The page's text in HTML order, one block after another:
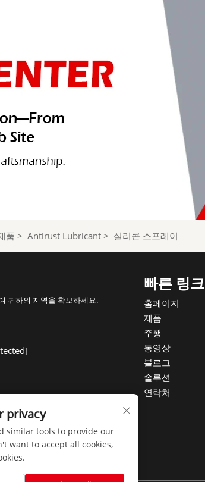
품 > Antirust Lubricant > 실리콘 스프레이
귀하의 지역을 확보하세요.
편번호 276000
빠른 링크
홈페이지
제품
주행
동영상
블로그
솔루션
연락처
privacy
similar tools to provide our
want to accept all cookies,